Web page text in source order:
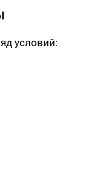
условий: